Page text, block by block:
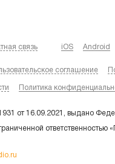
связь iOS Android
соглашение
Политика
от 16.09.2021, выдано
ответственностью